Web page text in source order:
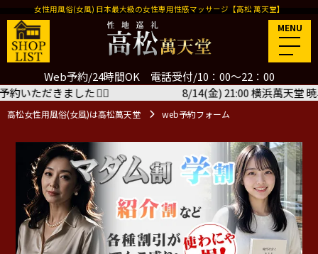
Web予約/24時間OK 電話受付/10：00～22：00
女性用風俗(女風) 日本最大級の女性専用性感マッサージ【高松 萬天堂】
MENU
高松女性用風俗(女風)は高松萬天堂 web予約フォーム
ました🙇‍♂️ 8/14(金) 21:00 横浜萬天堂 暁斗さん＜